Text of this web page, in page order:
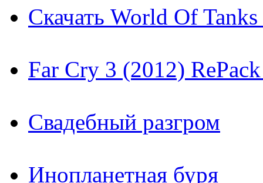
Скачать World Of
Far Cry 3 (2012)
Свадебный разгром
Инопланетная буря